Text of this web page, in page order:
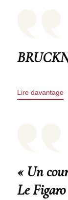
Lire davantage
« Un
Le Figaro